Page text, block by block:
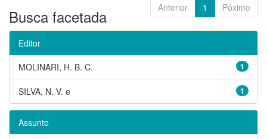
Anterior 1 Póximo
Busca facetada
Editor
1
MOLINARI, H. B. C.
1
SILVA, N. V. e
Assunto